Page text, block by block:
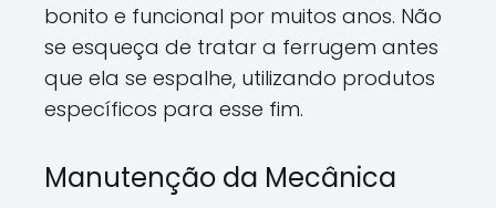
bonito e funcional por muitos anos. Não
se esqueça de tratar a ferrugem antes
que ela se espalhe, utilizando produtos
específicos para esse fim.
Manutenção da Mecânica